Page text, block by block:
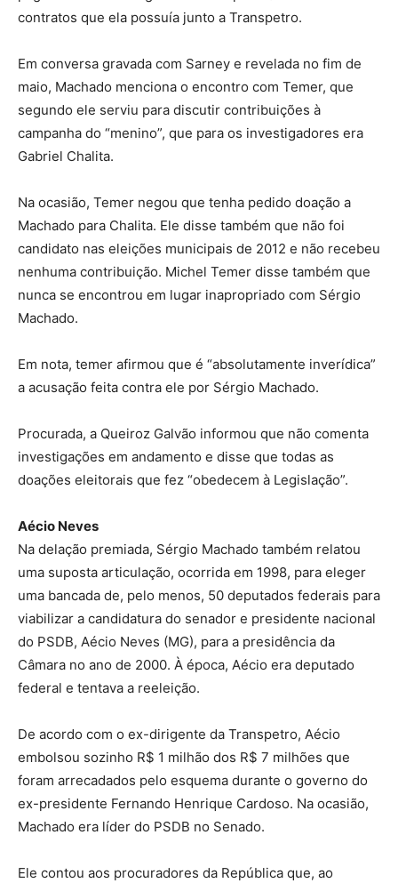
contratos que ela possuía junto a Transpetro.
Em conversa gravada com Sarney e revelada no fim de
maio, Machado menciona o encontro com Temer, que
segundo ele serviu para discutir contribuições à
campanha do “menino”, que para os investigadores era
Gabriel Chalita.
Na ocasião, Temer negou que tenha pedido doação a
Machado para Chalita. Ele disse também que não foi
candidato nas eleições municipais de 2012 e não recebeu
nenhuma contribuição. Michel Temer disse também que
nunca se encontrou em lugar inapropriado com Sérgio
Machado.
Em nota, temer afirmou que é “absolutamente inverídica”
a acusação feita contra ele por Sérgio Machado.
Procurada, a Queiroz Galvão informou que não comenta
investigações em andamento e disse que todas as
doações eleitorais que fez “obedecem à Legislação”.
Aécio Neves
Na delação premiada, Sérgio Machado também relatou
uma suposta articulação, ocorrida em 1998, para eleger
uma bancada de, pelo menos, 50 deputados federais para
viabilizar a candidatura do senador e presidente nacional
do PSDB, Aécio Neves (MG), para a presidência da
Câmara no ano de 2000. À época, Aécio era deputado
federal e tentava a reeleição.
De acordo com o ex-dirigente da Transpetro, Aécio
embolsou sozinho R$ 1 milhão dos R$ 7 milhões que
foram arrecadados pelo esquema durante o governo do
ex-presidente Fernando Henrique Cardoso. Na ocasião,
Machado era líder do PSDB no Senado.
Ele contou aos procuradores da República que, ao